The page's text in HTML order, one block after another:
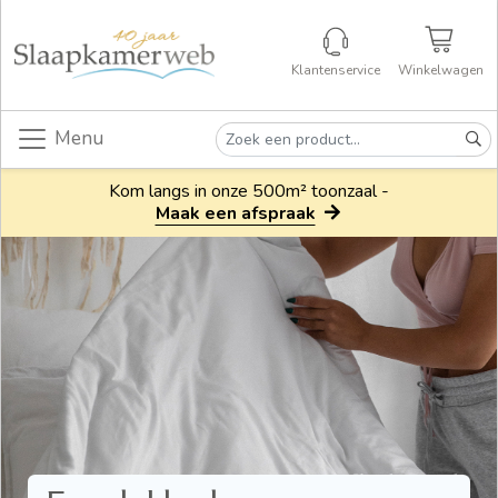
Klantenservice Winkelwagen
Menu
Kom langs in onze 500m² toonzaal -
Maak een afspraak